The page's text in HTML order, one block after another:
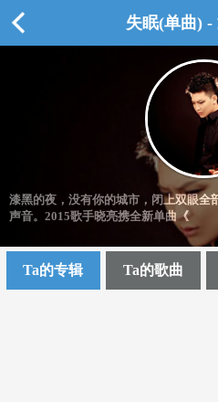
失眠(单曲) -
漆黑的夜，没有你的城市，闭上双眼全
声音。2015歌手晓亮携全新单曲《
Ta的专辑 Ta的歌曲